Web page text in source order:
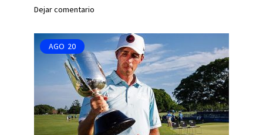
Dejar comentario
AGO 20